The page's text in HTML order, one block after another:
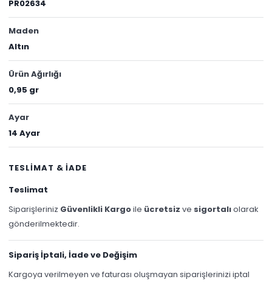
PR02634
Maden
Altın
Ürün Ağırlığı
0,95 gr
Ayar
14 Ayar
TESLİMAT & İADE
Teslimat
Siparişleriniz Güvenlikli Kargoile ücretsiz ve sigortalıolarak
gönderilmektedir.
Sipariş İptali, İade ve Değişim
Kargoya verilmeyen ve faturası oluşmayan siparişlerinizi iptal